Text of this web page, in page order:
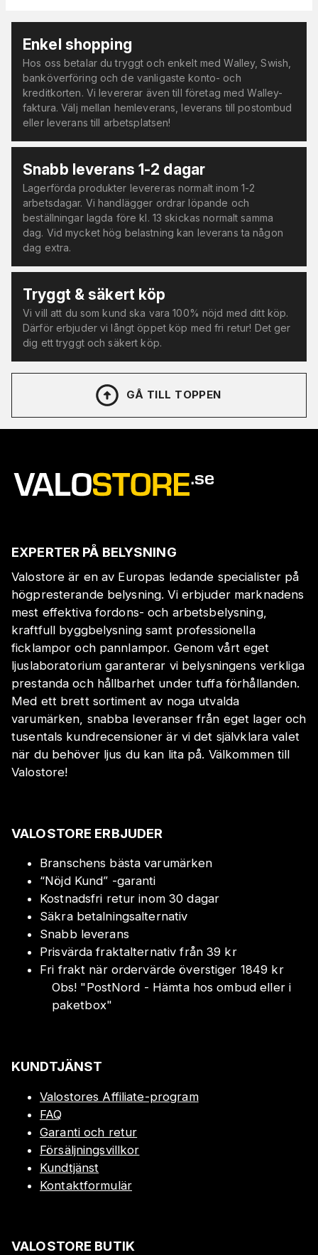
Enkel shopping
Hos oss betalar du tryggt och enkelt med Walley, Swish,
banköverföring och de vanligaste konto- och
kreditkorten. Vi levererar även till företag med Walley-
faktura. Välj mellan hemleverans, leverans till postombud
eller leverans till arbetsplatsen!
Snabb leverans 1-2 dagar
Lagerförda produkter levereras normalt inom 1-2
arbetsdagar. Vi handlägger ordrar löpande och
beställningar lagda före kl. 13 skickas normalt samma
dag. Vid mycket hög belastning kan leverans ta någon
dag extra.
Tryggt & säkert köp
Vi vill att du som kund ska vara 100% nöjd med ditt köp.
Därför erbjuder vi långt öppet köp med fri retur! Det ger
dig ett tryggt och säkert köp.
GÅ TILL TOPPEN
EXPERTER PÅ BELYSNING
Valostore är en av Europas ledande specialister på
högpresterande belysning. Vi erbjuder marknadens
mest effektiva fordons- och arbetsbelysning,
kraftfull byggbelysning samt professionella
ficklampor och pannlampor. Genom vårt eget
ljuslaboratorium garanterar vi belysningens verkliga
prestanda och hållbarhet under tuffa förhållanden.
Med ett brett sortiment av noga utvalda
varumärken, snabba leveranser från eget lager och
tusentals kundrecensioner är vi det självklara valet
när du behöver ljus du kan lita på. Välkommen till
Valostore!
VALOSTORE ERBJUDER
Branschens bästa varumärken
“Nöjd Kund” -garanti
Kostnadsfri retur inom 30 dagar
Säkra betalningsalternativ
Snabb leverans
Prisvärda fraktalternativ från 39 kr
Fri frakt när ordervärde överstiger 1849 kr
Obs! "PostNord - Hämta hos ombud eller i
paketbox"
KUNDTJÄNST
Valostores Affiliate-program
FAQ
Garanti och retur
Försäljningsvillkor
Kundtjänst
Kontaktformulär
VALOSTORE BUTIK